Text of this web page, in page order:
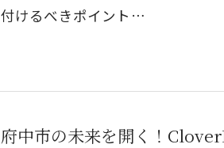
付けるべきポイント…
府中市の未来を開く！